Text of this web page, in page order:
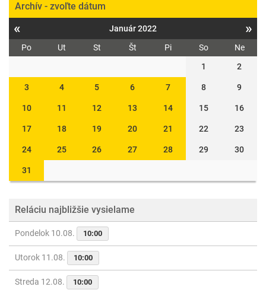
Archív - zvoľte dátum
« Január 2022 »
Po Ut St Št Pi So
Ne
1
2
3 4 5 6 7 8 9
10 11 12 13 14 15 16
17 18 19 20 21 22 23
24 25 26 27 28 29 30
31
Reláciu najbližšie vysielame
Pondelok 10.08. 10:00
Utorok 11.08. 10:00
Streda 12.08. 10:00